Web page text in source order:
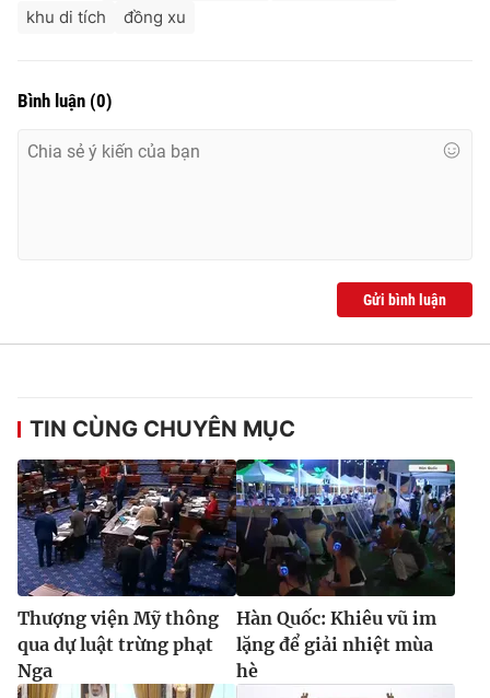
khu di tích
đồng xu
Bình luận (0)
Gửi bình luận
TIN CÙNG CHUYÊN MỤC
Thượng viện Mỹ thông
qua dự luật trừng phạt
Nga
Hàn Quốc: Khiêu vũ im
lặng để giải nhiệt mùa
hè